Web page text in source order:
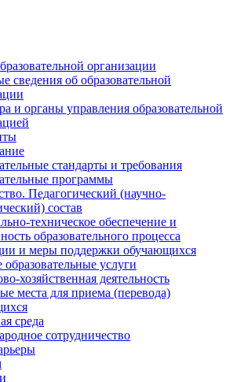
организации
сведения об образовательной
и органы управления образовательной
стандарты и требования
программы
Педагогический (научно-
состав
техническое обеспечение и
образовательного процесса
и меры поддержки обучающихся
услуги
хозяйственная деятельность
места для приема (перевода)
среда
сотрудничество